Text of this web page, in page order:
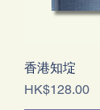
香港知埞
價格
HK$128.00